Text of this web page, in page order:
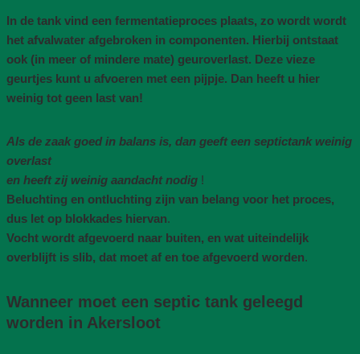
In de tank vind een fermentatieproces plaats, zo wordt wordt
het afvalwater afgebroken in componenten. Hierbij ontstaat
ook (in meer of mindere mate) geuroverlast. Deze vieze
geurtjes kunt u afvoeren met een pijpje. Dan heeft u hier
weinig tot geen last van!
Als de zaak goed in balans is, dan geeft een septictank weinig
overlast
en heeft zij weinig aandacht nodig !
Beluchting en ontluchting zijn van belang voor het proces,
dus let op blokkades hiervan.
Vocht wordt afgevoerd naar buiten, en wat uiteindelijk
overblijft is slib, dat moet af en toe afgevoerd worden.
Wanneer moet een septic tank geleegd
worden in Akersloot